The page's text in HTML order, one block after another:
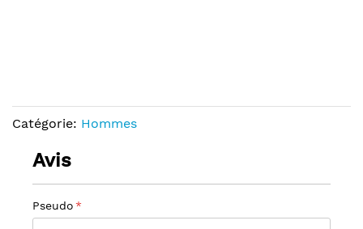
Catégorie: Hommes
Avis
Pseudo